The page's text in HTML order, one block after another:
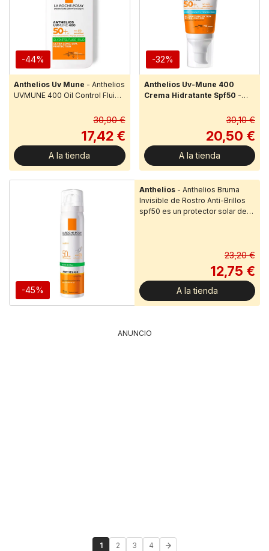
-44%
Anthelios Uv Mune - Anthelios
UVMUNE 400 Oil Control Fluido
filtro UV más eficaz contra los
30,90 €
17,42 €
A la tienda
-32%
Anthelios Uv-Mune 400
Crema Hidratante Spf50 -
Hidratante spf50+ es un
protector solar de rostro de
muy alta protección...
30,10 €
20,50 €
A la tienda
-45%
Anthelios - Anthelios Bruma
Invisible de Rostro Anti-Brillos
spf50 es un protector solar de
23,20 €
12,75 €
A la tienda
ANUNCIO
1 2 3 4